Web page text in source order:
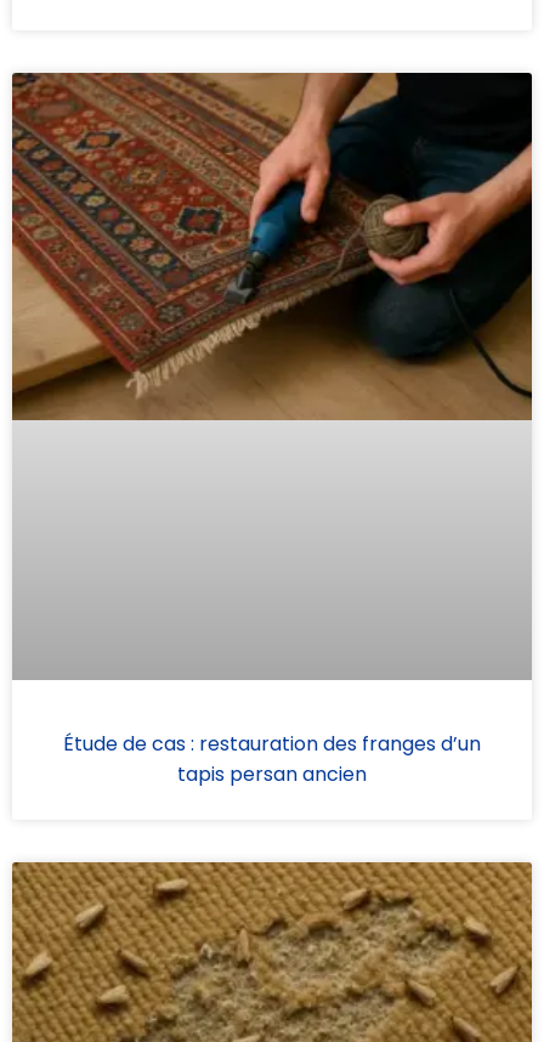
Étude de cas : restauration des franges d’un
tapis persan ancien